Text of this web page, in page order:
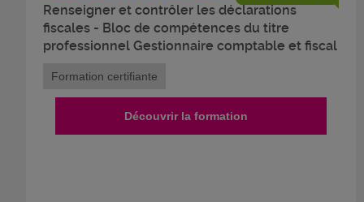
Renseigner et contrôler les déclarations
fiscales - Bloc de compétences du titre
professionnel Gestionnaire comptable et fiscal
Formation certifiante
Découvrir la formation